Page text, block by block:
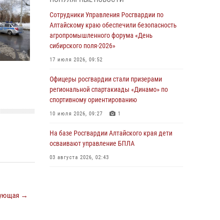
→
бойцы ОМОН «Алтай» провели военно-
патриотическое мероприятие для детей в
лагере «Звёздный»
05 июля 2026, 11:13
Росгвардия Алтайского края приняла участие
храбрости»
04 июля 2026, 11:09
Сотрудники Росгвардии провели встречу с
«Каникулы с Росгвардией»
03 июля 2026, 04:03
Сотрудники Управления Росгвардии по
Алтайскому краю обеспечили безопасность
агропромышленного форума «День
сибирского поля-2026»
17 июля 2026, 09:52
Офицеры росгвардии стали призерами
региональной спартакиады «Динамо» по
спортивному ориентированию
10 июля 2026, 09:27 1
На базе Росгвардии Алтайского края дети
осваивают управление БПЛА
03 августа 2026, 02:43